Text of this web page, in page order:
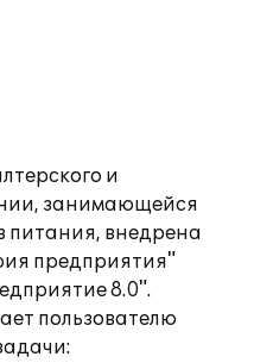
и
занимающейся
питания, внедрена
предприятия"
8.0".
пользователю